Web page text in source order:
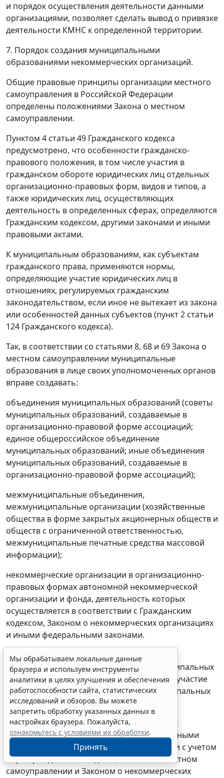
и порядок осуществления деятельности данными
организациями, позволяет сделать вывод о привязке
деятельности КМНС к определенной территории.
7. Порядок создания муниципальными
образованиями некоммерческих организаций.
Общие правовые принципы организации местного
самоуправления в Российской Федерации
определены положениями Закона о местном
самоуправлении.
Пунктом 4 статьи 49 Гражданского кодекса
предусмотрено, что особенности гражданско-
правового положения, в том числе участия в
гражданском обороте юридических лиц отдельных
организационно-правовых форм, видов и типов, а
также юридических лиц, осуществляющих
деятельность в определенных сферах, определяются
Гражданским кодексом, другими законами и иными
правовыми актами.
К муниципальным образованиям, как субъектам
гражданского права, применяются нормы,
определяющие участие юридических лиц в
отношениях, регулируемых гражданским
законодательством, если иное не вытекает из закона
или особенностей данных субъектов (пункт 2 статьи
124 Гражданского кодекса).
Так, в соответствии со статьями 8, 68 и 69 Закона о
местном самоуправлении муниципальные
образования в лице своих уполномоченных органов
вправе создавать:
объединения муниципальных образований (советы
муниципальных образований, создаваемые в
организационно-правовой форме ассоциаций;
единое общероссийское объединение
муниципальных образований; иные объединения
муниципальных образований, создаваемые в
организационно-правовой форме ассоциаций);
межмуниципальные объединения,
межмуниципальные организации (хозяйственные
общества в форме закрытых акционерных обществ и
обществ с ограниченной ответственностью,
межмуниципальные печатные средства массовой
информации);
некоммерческие организации в организационно-
правовых формах автономной некоммерческой
организации и фонда, деятельность которых
осуществляется в соответствии с Гражданским
кодексом, Законом о некоммерческих организациях
и иными федеральными законами.
Учитывая цели создания объединений
муниципальных образований и межмуниципальных
организаций, в их составе предполагается участие
(учредительство, членство) только муниципальных
образований.
Запрета на создание фондов и автономных
некоммерческих организаций муниципальными
образованиями совместно с иными лицами с учетом
норм Гражданского кодекса, Законом о местном
самоуправлении и Законом о некоммерческих
Мы обрабатываем локальные данные
браузера и используем инструменты
аналитики в целях улучшения и обеспечения
работоспособности сайта, статистических
исследований и обзоров. Вы можете
запретить обработку указанных данных в
настройках браузера. Пожалуйста,
ознакомьтесь с условиями их обработки.
Принять